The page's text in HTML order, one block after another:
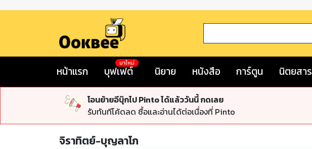
หน้าแรก บุฟเฟต์
มาใหม่
นิยาย หนังสือ การ์ตูน นิตยสาร
โอนย้ายอีบุ๊กไป Pinto ได้แล้ววันนี้ กดเลย
รับทันทีโค้ดลด ซื้อและอ่านได้ต่อเนื่องที่ Pinto
จิราทิตย์-บุญลาโภ